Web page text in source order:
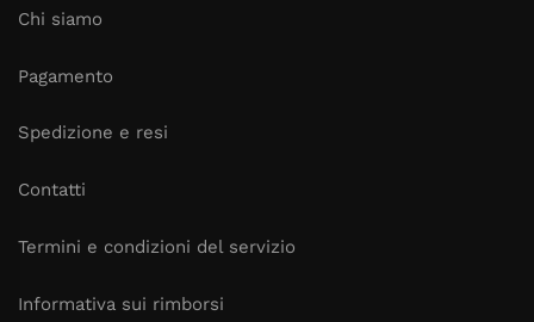
Chi siamo
Pagamento
Spedizione e resi
Contatti
Termini e condizioni del servizio
Informativa sui rimborsi